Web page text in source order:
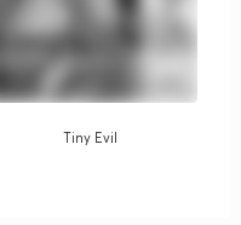
Tiny Evil